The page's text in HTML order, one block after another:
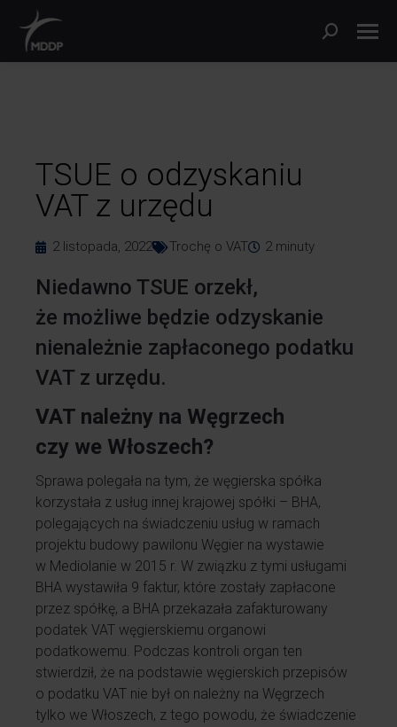
TSUE o odzyskaniu
VAT z urzędu
2 listopada, 2022 Trochę o VAT 2 minuty
Niedawno TSUE orzekł,
że możliwe będzie odzyskanie
nienależnie zapłaconego podatku
VAT z urzędu.
VAT należny na Węgrzech
czy we Włoszech?
Sprawa polegała na tym, że węgierska spółka
korzystała z usług innej krajowej spółki – BHA,
polegających na świadczeniu usług w ramach
projektu budowy pawilonu Węgier na wystawie
w Mediolanie w 2015 r. W związku z tymi usługami
BHA wystawiła 9 faktur, które zostały zapłacone
przez spółkę, a BHA przekazała zafakturowany
podatek VAT węgierskiemu organowi
podatkowemu. Podczas kontroli organ ten
stwierdził, że na podstawie węgierskich przepisów
o podatku VAT nie był on należny na Węgrzech
tylko we Włoszech, z tego powodu, że świadczenie